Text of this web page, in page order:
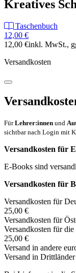
Kreatives
Taschenbuch
12,00 €
12,00 €inkl. MwSt.,
Versandkosten
FürLehrer:innen und
sichtbar nach Login mit
Versandkosten für
E-Books sind
Versandkosten für
Versandkosten für
25,00 €
Versandkosten für
Versandkosten für
25,00 €
Versand in andere
Versand in